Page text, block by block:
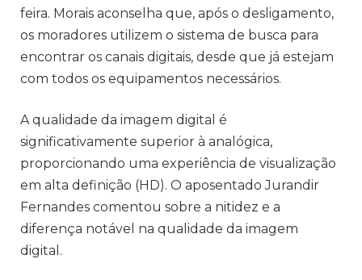
feira. Morais aconselha que, após o desligamento,
os moradores utilizem o sistema de busca para
encontrar os canais digitais, desde que já estejam
com todos os equipamentos necessários.
A qualidade da imagem digital é
significativamente superior à analógica,
proporcionando uma experiência de visualização
em alta definição (HD). O aposentado Jurandir
Fernandes comentou sobre a nitidez e a
diferença notável na qualidade da imagem
digital.